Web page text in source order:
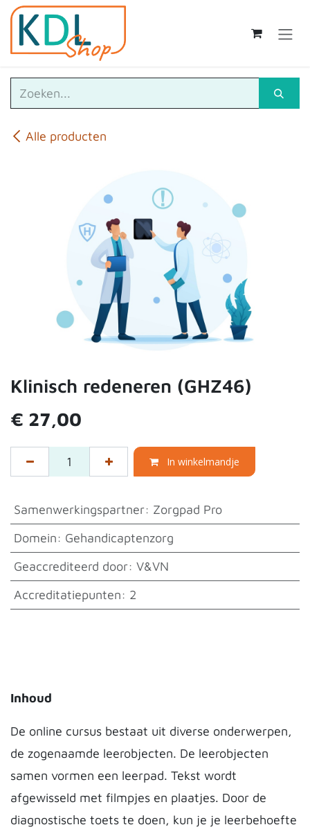
Overslaan naar inhoud
Alle producten
Klinisch redeneren (GHZ46)
€ 27,00
In winkelmandje
Samenwerkingspartner: Zorgpad Pro
Domein: Gehandicaptenzorg
Geaccrediteerd door: V&VN
Accreditatiepunten: 2
Inhoud
De online cursus bestaat uit diverse onderwerpen,
de zogenaamde leerobjecten. De leerobjecten
samen vormen een leerpad. Tekst wordt
afgewisseld met filmpjes en plaatjes. Door de
diagnostische toets te doen, kun je je leerbehoefte